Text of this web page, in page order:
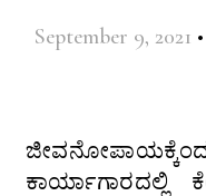
September 9, 2021 •
ಜೀವನೋಪಾಯಕ್ಕೆಂದು ನಗರದ ಸೌಂದರ್ಯವರ್ಧಕ
ಕಾರ್ಯಾಗಾರದಲ್ಲಿ